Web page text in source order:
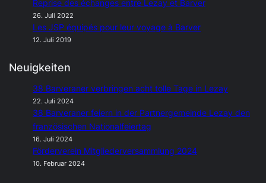
Reprise des échanges entre Lezay et Barver
26. Juli 2022
Les JSP équipés pour leur voyage à Barver
12. Juli 2019
Neuigkeiten
38 Barveraner verbringen acht tolle Tage in Lezay
22. Juli 2024
38 Barveraner feiern in der Partnergemeinde Lezay den
französischen Nationalfeiertag
16. Juli 2024
Förderverein Mitgliederversammlung 2024
10. Februar 2024